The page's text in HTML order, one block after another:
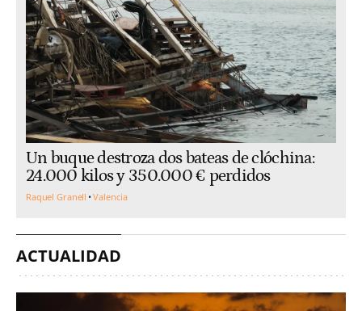
Un buque destroza dos bateas de clóchina:
24.000 kilos y 350.000 € perdidos
Raquel Granell Valencia
ACTUALIDAD